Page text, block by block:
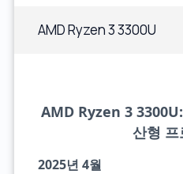
AMD Ryzen 3 3300U
AMD Ryzen 3
산형 프
2025년 4월